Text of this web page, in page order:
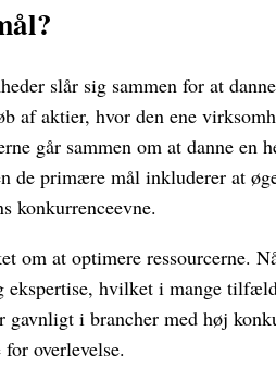
slår sig sammen for at
af aktier, hvor den ene
går sammen om at danne en
de primære mål inkluderer at
konkurrenceevne.
om at optimere ressourcerne.
ekspertise, hvilket i mange
i brancher med høj
overlevelse.